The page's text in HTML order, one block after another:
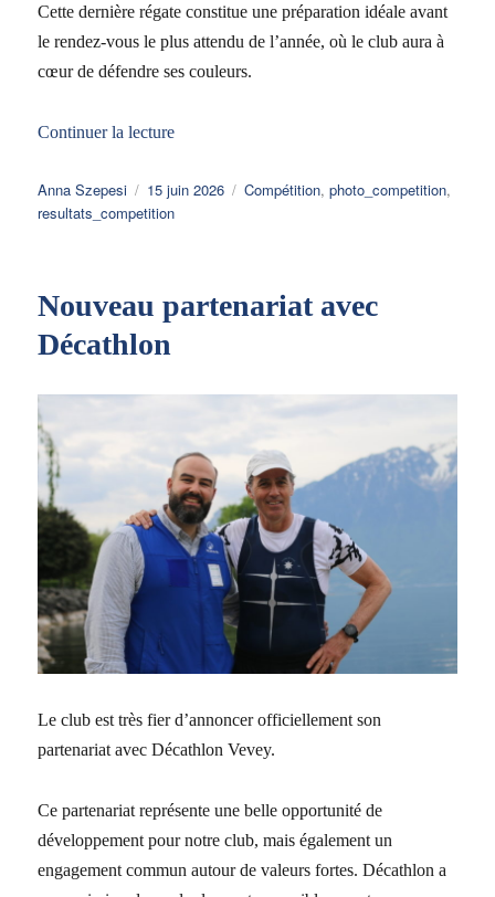
Cette dernière régate constitue une préparation idéale avant
le rendez-vous le plus attendu de l’année, où le club aura à
cœur de défendre ses couleurs.
Continuer la lecturede « Sarnen 2026 »
Auteur
Anna Szepesi
Publié
le
15 juin 2026 Catégories
Compétition,photo_competition,
resultats_competition
Nouveau partenariat avec
Décathlon
Le club est très fier d’annoncer officiellement son
partenariat avec Décathlon Vevey.
Ce partenariat représente une belle opportunité de
développement pour notre club, mais également un
engagement commun autour de valeurs fortes. Décathlon a